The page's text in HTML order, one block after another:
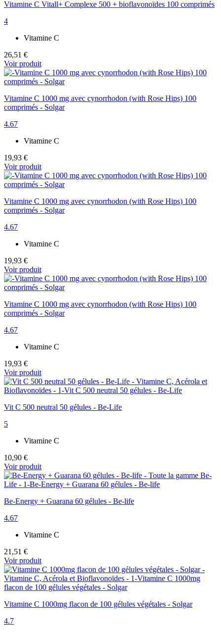
Vitamine C Vitall+ Complexe 500 + bioflavonoïdes 100 comprimés
4
Vitamine C
26,51 €
Voir produit
Vitamine C 1000 mg avec cynorrhodon (with Rose Hips) 100
comprimés - Solgar
4.67
Vitamine C
19,93 €
Voir produit
Vitamine C 1000 mg avec cynorrhodon (with Rose Hips) 100
comprimés - Solgar
4.67
Vitamine C
19,93 €
Voir produit
Vitamine C 1000 mg avec cynorrhodon (with Rose Hips) 100
comprimés - Solgar
4.67
Vitamine C
19,93 €
Voir produit
Vit C 500 neutral 50 gélules - Be-Life
5
Vitamine C
10,90 €
Voir produit
Be-Energy + Guarana 60 gélules - Be-life
4.67
Vitamine C
21,51 €
Voir produit
Vitamine C 1000mg flacon de 100 gélules végétales - Solgar
4.7